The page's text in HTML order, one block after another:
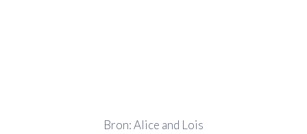
Bron: Alice and Lois